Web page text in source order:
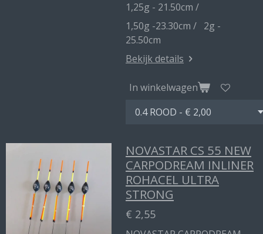
1,25g - 21.50cm /
1,50g -23.30cm / 2g -
25.50cm
Bekijk details
In winkelwagen
NOVASTAR CS 55 NEW
CARPODREAM INLINER
ROHACEL ULTRA
STRONG
€ 2,55